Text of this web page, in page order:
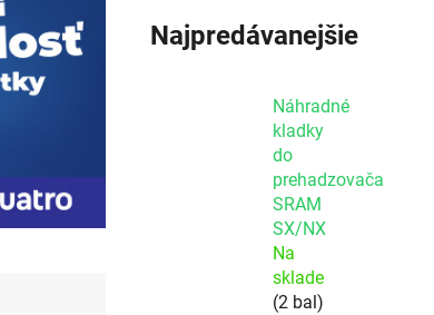
Najpredávanejšie
Náhradné
kladky
do
prehadzovača
SRAM
SX/NX
Na
sklade
(2 bal)